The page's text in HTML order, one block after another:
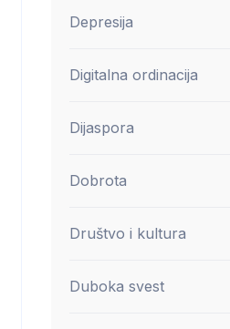
Depresija
Digitalna ordinacija
Dijaspora
Dobrota
Društvo i kultura
Duboka svest